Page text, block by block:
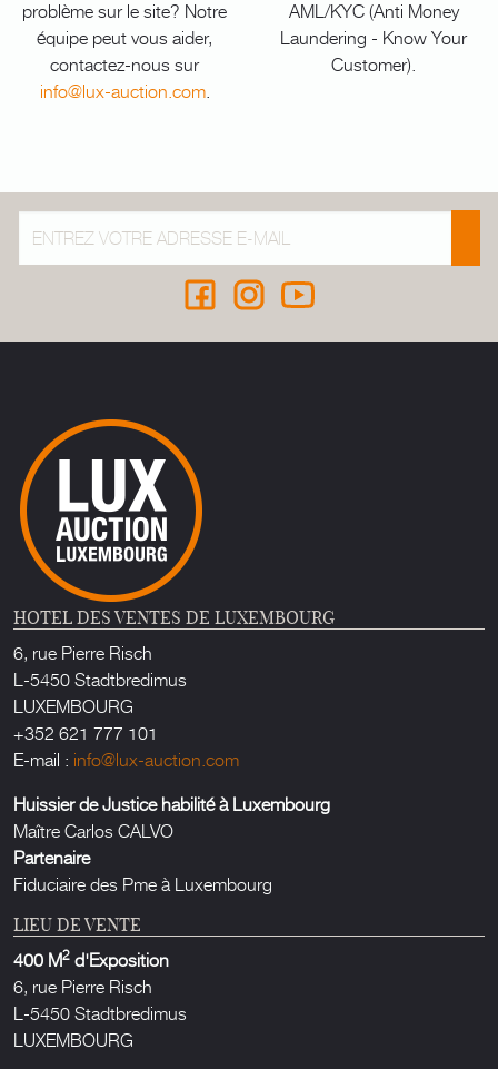
problème sur le site? Notre
équipe peut vous aider,
contactez-nous sur
info@lux-auction.com.
AML/KYC (Anti Money
Laundering - Know Your
Customer).
HOTEL DES VENTES DE LUXEMBOURG
6, rue Pierre Risch
L-5450 Stadtbredimus
LUXEMBOURG
+352 621 777 101
E-mail : info@lux-auction.com
Huissier de Justice habilité à Luxembourg
Maître Carlos CALVO
Partenaire
Fiduciaire des Pme à Luxembourg
LIEU DE VENTE
400 M2 d'Exposition
6, rue Pierre Risch
L-5450 Stadtbredimus
LUXEMBOURG